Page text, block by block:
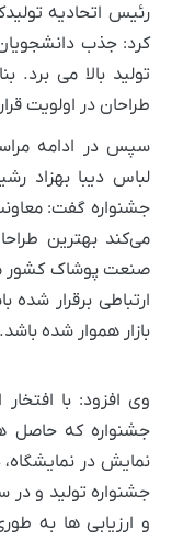
رئیس اتحادیه
کرد: جذب دانشجویان
تولید بالا می برد.
طراحان در اولویت
سپس در ادامه
لباس دیبا بهزاد
جشنواره گفت:
می‌کند بهترین
صنعت پوشاک کشور
ارتباطی برقرار
بازار هموار شده باشد.
وی افزود: با
جشنواره که حاصل
نمایش در
جشنواره تولید و
و ارزیابی ها به